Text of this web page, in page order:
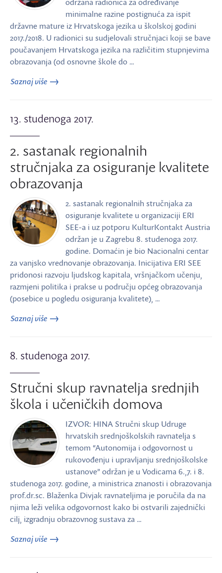
minimalne razine postignuća za ispit
državne mature iz Hrvatskoga jezika u školskoj godini
2017./2018. U radionici su sudjelovali stručnjaci koji se bave
poučavanjem Hrvatskoga jezika na različitim stupnjevima
obrazovanja (od osnovne škole do …
Saznaj više
13. studenoga 2017.
2. sastanak regionalnih
stručnjaka za osiguranje kvalitete
obrazovanja
2. sastanak regionalnih stručnjaka za
osiguranje kvalitete u organizaciji ERI
SEE-a i uz potporu KulturKontakt Austria
održan je u Zagrebu 8. studenoga 2017.
godine. Domaćin je bio Nacionalni centar
za vanjsko vrednovanje obrazovanja. Inicijativa ERI SEE
pridonosi razvoju ljudskog kapitala, vršnjačkom učenju,
razmjeni politika i prakse u području općeg obrazovanja
(posebice u pogledu osiguranja kvalitete), …
Saznaj više
8. studenoga 2017.
Stručni skup ravnatelja srednjih
škola i učeničkih domova
IZVOR: HINA Stručni skup Udruge
hrvatskih srednjoškolskih ravnatelja s
temom “Autonomija i odgovornost u
rukovođenju i upravljanju srednjoškolske
ustanove” održan je u Vodicama 6.,7. i 8.
studenoga 2017. godine, a ministrica znanosti i obrazovanja
prof.dr.sc. Blaženka Divjak ravnateljima je poručila da na
njima leži velika odgovornost kako bi ostvarili zajednički
cilj, izgradnju obrazovnog sustava za …
Saznaj više